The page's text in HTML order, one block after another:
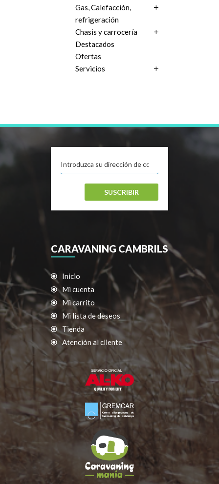
Gas, Calefacción,
refrigeración
Chasis y carrocería
Destacados
Ofertas
Servicios
SUSCRIBIR
CARAVANING CAMBRILS
Inicio
Mi cuenta
Mi carrito
Mi lista de deseos
Tienda
Atención al cliente